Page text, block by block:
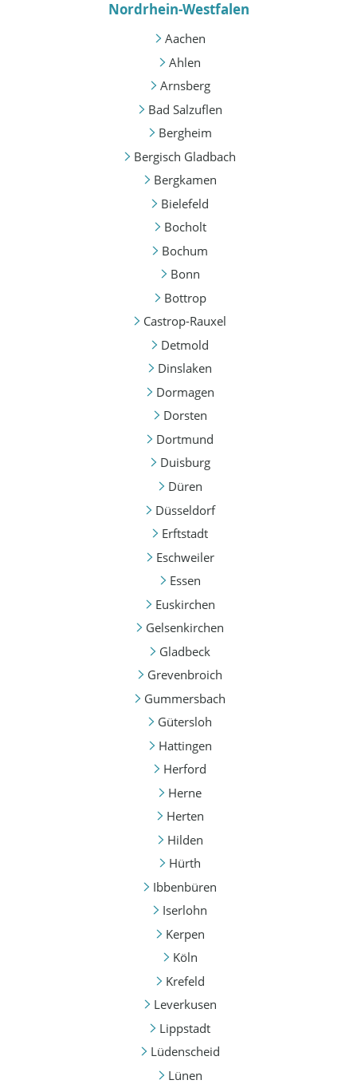
Nordrhein-Westfalen
Aachen
Ahlen
Arnsberg
Bad Salzuflen
Bergheim
Bergisch Gladbach
Bergkamen
Bielefeld
Bocholt
Bochum
Bonn
Bottrop
Castrop-Rauxel
Detmold
Dinslaken
Dormagen
Dorsten
Dortmund
Duisburg
Düren
Düsseldorf
Erftstadt
Eschweiler
Essen
Euskirchen
Gelsenkirchen
Gladbeck
Grevenbroich
Gummersbach
Gütersloh
Hattingen
Herford
Herne
Herten
Hilden
Hürth
Ibbenbüren
Iserlohn
Kerpen
Köln
Krefeld
Leverkusen
Lippstadt
Lüdenscheid
Lünen